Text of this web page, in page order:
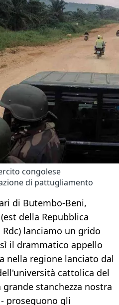
congolese
di pattugliamento
di Butembo-Beni,
della Repubblica
lanciamo un grido
il drammatico appello
nella regione lanciato dal
cattolica del
stanchezza nostra
proseguono gli